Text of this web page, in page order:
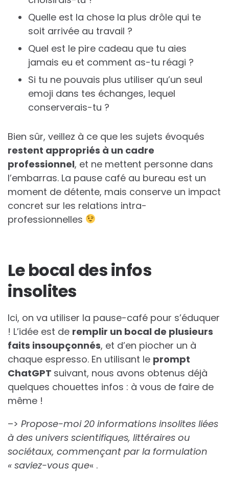
Quelle est la chose la plus drôle qui te
soit arrivée au travail ?
Quel est le pire cadeau que tu aies
jamais eu et comment as-tu réagi ?
Si tu ne pouvais plus utiliser qu’un seul
emoji dans tes échanges, lequel
conserverais-tu ?
Bien sûr, veillez à ce que les sujets évoqués
restent appropriés à un cadre
professionnel, et ne mettent personne dans
l’embarras. La pause café au bureau est un
moment de détente, mais conserve un impact
concret sur les relations intra-
professionnelles
Le bocal des infos
insolites
Ici, on va utiliser la pause-café pour s’éduquer
! L’idée est de remplir un bocal de plusieurs
faits insoupçonnés, et d’en piocher un à
chaque espresso. En utilisant le prompt
ChatGPT suivant, nous avons obtenus déjà
quelques chouettes infos : à vous de faire de
même !
–> Propose-moi 20 informations insolites liées
à des univers scientifiques, littéraires ou
sociétaux, commençant par la formulation
« saviez-vous que« .